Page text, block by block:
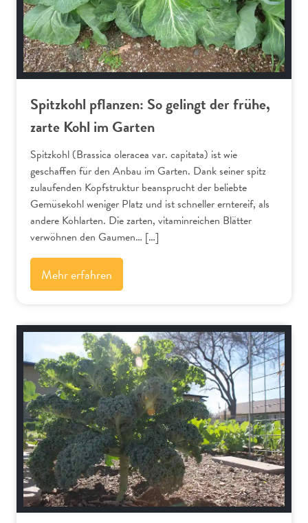
Spitzkohl pflanzen: So gelingt der frühe,
zarte Kohl im Garten
Spitzkohl (Brassica oleracea var. capitata) ist wie
geschaffen für den Anbau im Garten. Dank seiner spitz
zulaufenden Kopfstruktur beansprucht der beliebte
Gemüsekohl weniger Platz und ist schneller erntereif, als
andere Kohlarten. Die zarten, vitaminreichen Blätter
verwöhnen den Gaumen… […]
Mehr erfahren
Gemüse und Salat